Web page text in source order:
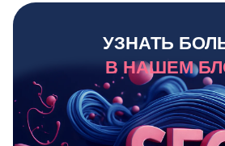
УЗНАТЬ
В НАШЕМ